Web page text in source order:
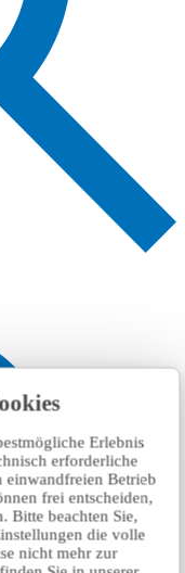
Erlebnis
erforderliche
einwandfreien Betrieb
frei entscheiden,
Bitte beachten Sie,
die volle
nicht mehr zur